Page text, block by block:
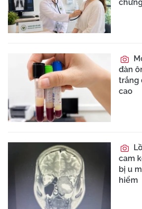
chứng
đàn
trắng
cao
cam
bị u
hiểm